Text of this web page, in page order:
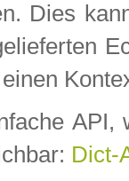
Dies
API,
Dict-